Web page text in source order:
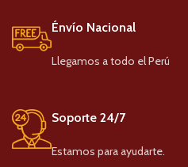
Énvío Nacional
Llegamos a todo el Perú
Soporte 24/7
Estamos para ayudarte.